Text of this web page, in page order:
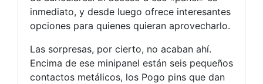
inmediato, y desde luego ofrece interesantes
opciones para quienes quieran aprovecharlo.
Las sorpresas, por cierto, no acaban ahí.
Encima de ese minipanel están seis pequeños
contactos metálicos, los Pogo pins que dan